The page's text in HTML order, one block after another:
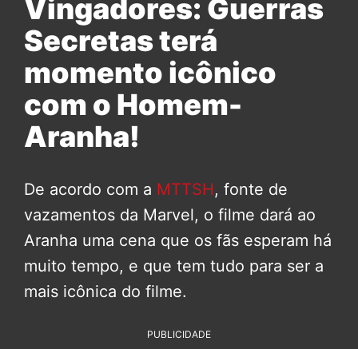
Vingadores: Guerras
Secretas terá
momento icônico
com o Homem-
Aranha!
De acordo com a MTTSH, fonte de
vazamentos da Marvel, o filme dará ao
Aranha uma cena que os fãs esperam há
muito tempo, e que tem tudo para ser a
mais icônica do filme.
PUBLICIDADE